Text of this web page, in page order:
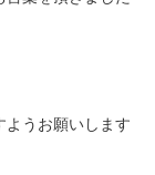
ようお願いします